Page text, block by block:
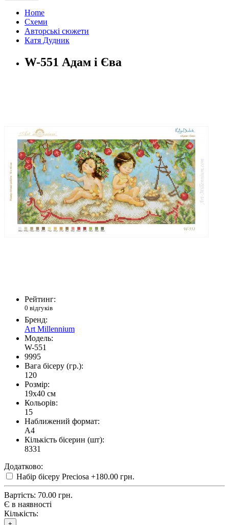
Home
Схеми
Авторські сюжети
Катя Дудник
W-551 Адам і Єва
Рейтинг:
0 відгуків
Бренд:
Art Millennium
Модель:
W-551
9995
Вага бісеру (гр.):
120
Розмір:
19x40 см
Кольорів:
15
Наближений формат:
A4
Кількість бісерин (шт):
8331
Додатково:
Набір бісеру Preciosa +180.00 грн.
Вартість: 70.00 грн.
Є в наявності
Кількість: